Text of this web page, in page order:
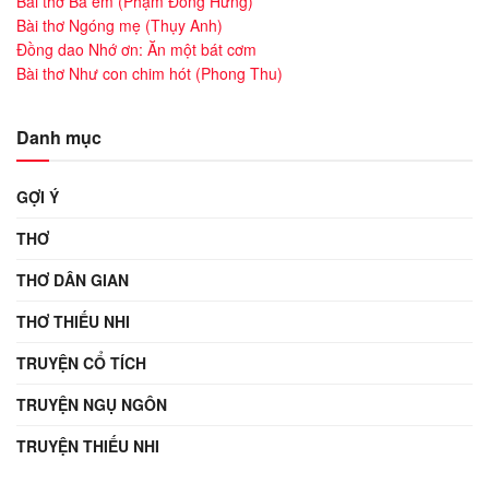
Bài thơ Ngóng mẹ (Thụy Anh)
Đồng dao Nhớ ơn: Ăn một bát cơm
Bài thơ Như con chim hót (Phong Thu)
Danh mục
GỢI Ý
THƠ
THƠ DÂN GIAN
THƠ THIẾU NHI
TRUYỆN CỔ TÍCH
TRUYỆN NGỤ NGÔN
TRUYỆN THIẾU NHI